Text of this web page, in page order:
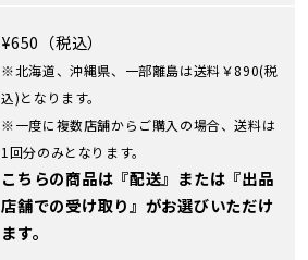
¥650（税込）
※北海道、沖縄県、一部離島は送料￥890(税
込)となります。
※一度に複数店舗からご購入の場合、送料は
1回分のみとなります。
こちらの商品は『配送』または『出品
店舗での受け取り』がお選びいただけ
ます。